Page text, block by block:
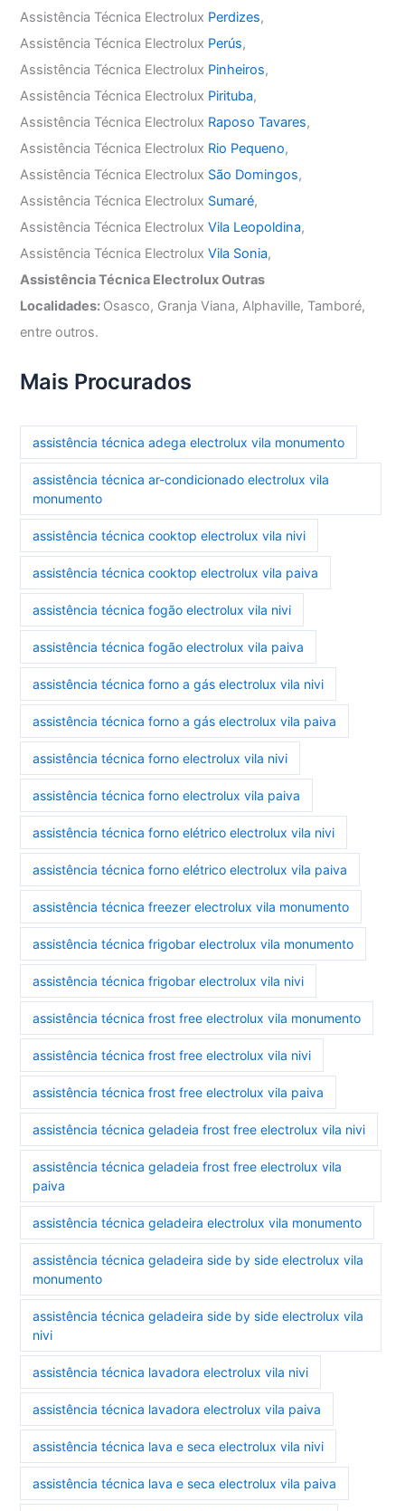
Assistência Técnica Electrolux Perdizes,
Assistência Técnica Electrolux Perús,
Assistência Técnica Electrolux Pinheiros,
Assistência Técnica Electrolux Pirituba,
Assistência Técnica Electrolux Raposo Tavares,
Assistência Técnica Electrolux Rio Pequeno,
Assistência Técnica Electrolux São Domingos,
Assistência Técnica Electrolux Sumaré,
Assistência Técnica ElectroluxVila Leopoldina,
Assistência Técnica ElectroluxVila Sonia,
Assistência Técnica Electrolux Outras
Localidades: Osasco, Granja Viana, Alphaville, Tamboré,
entre outros.
Mais Procurados
assistência técnica adega electrolux vila monumento
assistência técnica ar-condicionado electrolux vila
monumento
assistência técnica cooktop electrolux vila nivi
assistência técnica cooktop electrolux vila paiva
assistência técnica fogão electrolux vila nivi
assistência técnica fogão electrolux vila paiva
assistência técnica forno a gás electrolux vila nivi
assistência técnica forno a gás electrolux vila paiva
assistência técnica forno electrolux vila nivi
assistência técnica forno electrolux vila paiva
assistência técnica forno elétrico electrolux vila nivi
assistência técnica forno elétrico electrolux vila paiva
assistência técnica freezer electrolux vila monumento
assistência técnica frigobar electrolux vila monumento
assistência técnica frigobar electrolux vila nivi
assistência técnica frost free electrolux vila monumento
assistência técnica frost free electrolux vila nivi
assistência técnica frost free electrolux vila paiva
assistência técnica geladeia frost free electrolux vila nivi
assistência técnica geladeia frost free electrolux vila
paiva
assistência técnica geladeira electrolux vila monumento
assistência técnica geladeira side by side electrolux vila
monumento
assistência técnica geladeira side by side electrolux vila
nivi
assistência técnica lavadora electrolux vila nivi
assistência técnica lavadora electrolux vila paiva
assistência técnica lava e seca electrolux vila nivi
assistência técnica lava e seca electrolux vila paiva